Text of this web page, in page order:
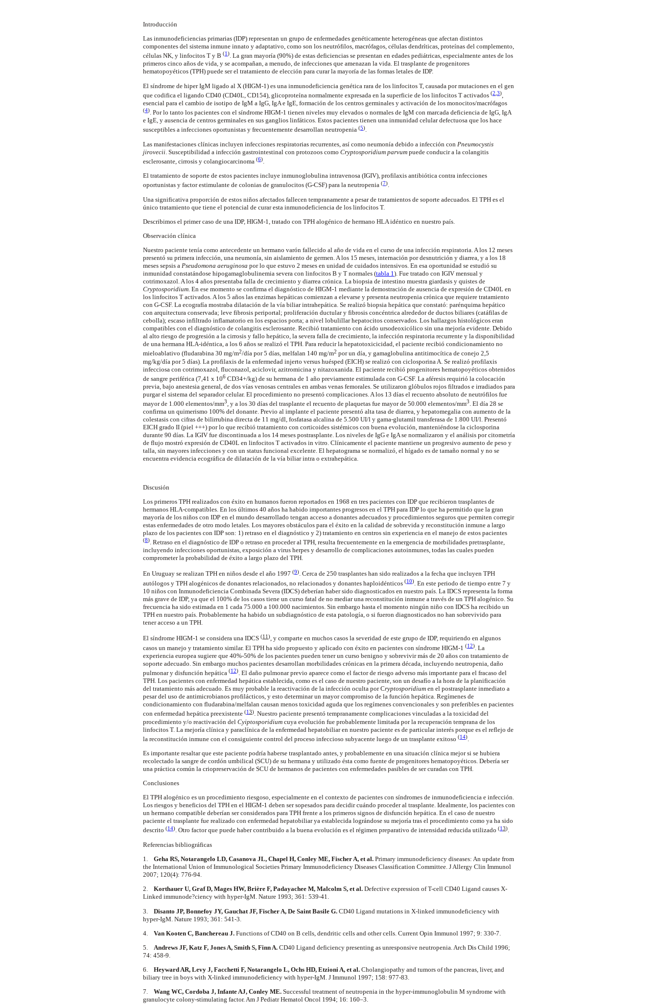
Introducción
Las inmunodeficiencias primarias (IDP) representan un grupo de enfermedades genéticamente heterogéneas que afectan distintos
componentes del sistema inmune innato y adaptativo, como son los neutrófilos, macrófagos, células dendríticas, proteínas del complemento,
células NK, y linfocitos T y B (1). La gran mayoría (90%) de estas deficiencias se presentan en edades pediátricas, especialmente antes de los
primeros cinco años de vida, y se acompañan, a menudo, de infecciones que amenazan la vida. El trasplante de progenitores
hematopoyéticos (TPH) puede ser el tratamiento de elección para curar la mayoría de las formas letales de IDP.
El síndrome de hiper IgM ligado al X (HIGM-1) es una inmunodeficiencia genética rara de los linfocitos T, causada por mutaciones en el gen
que codifica el ligando CD40 (CD40L, CD154), glicoproteína normalmente expresada en la superficie de los linfocitos T activados (2 3)
esencial para el cambio de isotipo de IgM a IgG, IgA e IgE, formación de los centros germinales y activación de los monocitos/macrófagos
(4). Por lo tanto los pacientes con el síndrome HIGM-1 tienen niveles muy elevados o normales de IgM con marcada deficiencia de IgG, IgA
e IgE, y ausencia de centros germinales en sus ganglios linfáticos. Estos pacientes tienen una inmunidad celular defectuosa que los hace
susceptibles a infecciones oportunistas y frecuentemente desarrollan neutropenia (5).
Las manifestaciones clínicas incluyen infecciones respiratorias recurrentes, así como neumonía debido a infección con Pneumocystis
jirovecii . Susceptibilidad a infección gastrointestinal con protozoos como Cryptosporidium parvum puede conducir a la colangitis
esclerosante, cirrosis y colangiocarcinoma (6).
El tratamiento de soporte de estos pacientes incluye inmunoglobulina intravenosa (IGIV), profilaxis antibiótica contra infecciones
oportunistas y factor estimulante de colonias de granulocitos (G-CSF) para la neutropenia (7).
Una significativa proporción de estos niños afectados fallecen tempranamente a pesar de tratamientos de soporte adecuados. El TPH es el
único tratamiento que tiene el potencial de curar esta inmunodeficiencia de los linfocitos T.
Describimos el primer caso de una IDP, HIGM-1, tratado con TPH alogénico de hermano HLA idéntico en nuestro país.
Observación clínica
Nuestro paciente tenía como antecedente un hermano varón fallecido al año de vida en el curso de una infección respiratoria. A los 12 meses
presentó su primera infección, una neumonía, sin aislamiento de germen. A los 15 meses, internación por desnutrición y diarrea, y a los 18
meses sepsis a Pseudomona aeruginosa por lo que estuvo 2 meses en unidad de cuidados intensivos. En esa oportunidad se estudió su
inmunidad constatándose hipogamaglobulinemia severa con linfocitos B y T normales (tabla 1). Fue tratado con IGIV mensual y
cotrimoxazol. A los 4 años presentaba falla de crecimiento y diarrea crónica. La biopsia de intestino muestra giardasis y quistes de
Cryptosporidium. En ese momento se confirma el diagnóstico de HIGM-1 mediante la demostración de ausencia de expresión de CD40L en
los linfocitos T activados. A los 5 años las enzimas hepáticas comienzan a elevarse y presenta neutropenia crónica que requiere tratamiento
con G-CSF. La ecografía mostraba dilatación de la vía biliar intrahepática. Se realizó biopsia hepática que constató: parénquima hepático
con arquitectura conservada; leve fibrosis periportal; proliferación ductular y fibrosis concéntrica alrededor de ductos biliares (catáfilas de
cebolla); escaso infiltrado inflamatorio en los espacios porta; a nivel lobulillar hepatocitos conservados. Los hallazgos histológicos eran
compatibles con el diagnóstico de colangitis esclerosante. Recibió tratamiento con ácido ursodeoxicólico sin una mejoría evidente. Debido
al alto riesgo de progresión a la cirrosis y fallo hepático, la severa falla de crecimiento, la infección respiratoria recurrente y la disponibilidad
de una hermana HLA-idéntica, a los 6 años se realizó el TPH. Para reducir la hepatotoxicicidad, el paciente recibió condicionamiento no
mieloablativo (fludarabina 30 mg/m2/día por 5 días, melfalan 140 mg/m2 por un día, y gamaglobulina antitimocítica de conejo 2,5
mg/kg/día por 5 días). La profilaxis de la enfermedad injerto versus huésped (EICH) se realizó con ciclosporina A. Se realizó profilaxis
infecciosa con cotrimoxazol, fluconazol, aciclovir, azitromicina y nitazoxanida. El paciente recibió progenitores hematopoyéticos obtenidos
de sangre periférica (7,41 x 106 CD34+/kg) de su hermana de 1 año previamente estimulada con G-CSF. La aféresis requirió la colocación
previa, bajo anestesia general, de dos vías venosas centrales en ambas venas femorales. Se utilizaron glóbulos rojos filtrados e irradiados para
purgar el sistema del separador celular. El procedimiento no presentó complicaciones. A los 13 días el recuento absoluto de neutrófilos fue
mayor de 1.000 elementos/mm3, y a los 30 días del trasplante el recuento de plaquetas fue mayor de 50.000 elementos/mm3. El día 28 se
confirma un quimerismo 100% del donante. Previo al implante el paciente presentó alta tasa de diarrea, y hepatomegalia con aumento de la
colestasis con cifras de bilirrubina directa de 11 mg/dl, fosfatasa alcalina de 5.500 UI/l y gama-glutamil transferasa de 1.800 UI/l. Presentó
EICH grado II (piel +++) por lo que recibió tratamiento con corticoides sistémicos con buena evolución, manteniéndose la ciclosporina
durante 90 días. La IGIV fue discontinuada a los 14 meses postrasplante. Los niveles de IgG e IgA se normalizaron y el análisis por citometría
de flujo mostró expresión de CD40L en linfocitos T activados in vitro. Clínicamente el paciente mantiene un progresivo aumento de peso y
talla, sin mayores infecciones y con un status funcional excelente. El hepatograma se normalizó, el hígado es de tamaño normal y no se
encuentra evidencia ecográfica de dilatación de la vía biliar intra o extrahepática.
Discusión
Los primeros TPH realizados con éxito en humanos fueron reportados en 1968 en tres pacientes con IDP que recibieron trasplantes de
hermanos HLA-compatibles. En los últimos 40 años ha habido importantes progresos en el TPH para IDP lo que ha permitido que la gran
mayoría de los niños con IDP en el mundo desarrollado tengan acceso a donantes adecuados y procedimientos seguros que permiten corregir
estas enfermedades de otro modo letales. Los mayores obstáculos para el éxito en la calidad de sobrevida y reconstitución inmune a largo
plazo de los pacientes con IDP son: 1) retraso en el diagnóstico y 2) tratamiento en centros sin experiencia en el manejo de estos pacientes
(8). Retraso en el diagnóstico de IDP o retraso en proceder al TPH, resulta frecuentemente en la emergencia de morbilidades pretrasplante,
incluyendo infecciones oportunistas, exposición a virus herpes y desarrollo de complicaciones autoinmunes, todas las cuales pueden
comprometer la probabilidad de éxito a largo plazo del TPH.
En Uruguay se realizan TPH en niños desde el año 1997 (9). Cerca de 250 trasplantes han sido realizados a la fecha que incluyen TPH
autólogos y TPH alogénicos de donantes relacionados, no relacionados y donantes haploidénticos (10). En este periodo de tiempo entre 7 y
10 niños con Inmunodeficiencia Combinada Severa (IDCS) deberían haber sido diagnosticados en nuestro país. La IDCS representa la forma
más grave de IDP, ya que el 100% de los casos tiene un curso fatal de no mediar una reconstitución inmune a través de un TPH alogénico. Su
frecuencia ha sido estimada en 1 cada 75.000 a 100.000 nacimientos. Sin embargo hasta el momento ningún niño con IDCS ha recibido un
TPH en nuestro país. Probablemente ha habido un subdiagnóstico de esta patología, o si fueron diagnosticados no han sobrevivido para
tener acceso a un TPH.
El síndrome HIGM-1 se considera una IDCS (11), y comparte en muchos casos la severidad de este grupo de IDP, requiriendo en algunos
casos un manejo y tratamiento similar. El TPH ha sido propuesto y aplicado con éxito en pacientes con síndrome HIGM-1 (12) . La
experiencia europea sugiere que 40%-50% de los pacientes pueden tener un curso benigno y sobrevivir más de 20 años con tratamiento de
soporte adecuado. Sin embargo muchos pacientes desarrollan morbilidades crónicas en la primera década, incluyendo neutropenia, daño
pulmonar y disfunción hepática (12). El daño pulmonar previo aparece como el factor de riesgo adverso más importante para el fracaso del
TPH. Los pacientes con enfermedad hepática establecida, como es el caso de nuestro paciente, son un desafío a la hora de la planificación
del tratamiento más adecuado. Es muy probable la reactivación de la infección oculta por Cryptosporidium en el postrasplante inmediato a
pesar del uso de antimicrobianos profilácticos, y esto determinar un mayor compromiso de la función hepática. Regímenes de
condicionamiento con fludarabina/melfalan causan menos toxicidad aguda que los regímenes convencionales y son preferibles en pacientes
con enfermedad hepática preexistente (13). Nuestro paciente presentó tempranamente complicaciones vinculadas a la toxicidad del
procedimiento y/o reactivación del Cyiptosporidium cuya evolución fue probablemente limitada por la recuperación temprana de los
linfocitos T. La mejoría clínica y paraclínica de la enfermedad hepatobiliar en nuestro paciente es de particular interés porque es el reflejo de
la reconstitución inmune con el consiguiente control del proceso infeccioso subyacente luego de un trasplante exitoso (14)
Es importante resaltar que este paciente podría haberse trasplantado antes, y probablemente en una situación clínica mejor si se hubiera
recolectado la sangre de cordón umbilical (SCU) de su hermana y utilizado ésta como fuente de progenitores hematopoyéticos. Debería ser
una práctica común la criopreservación de SCU de hermanos de pacientes con enfermedades pasibles de ser curadas con TPH.
Conclusiones
El TPH alogénico es un procedimiento riesgoso, especialmente en el contexto de pacientes con síndromes de inmunodeficiencia e infección.
Los riesgos y beneficios del TPH en el HIGM-1 deben ser sopesados para decidir cuándo proceder al trasplante. Idealmente, los pacientes con
un hermano compatible deberían ser considerados para TPH frente a los primeros signos de disfunción hepática. En el caso de nuestro
paciente el trasplante fue realizado con enfermedad hepatobiliar ya establecida lográndose su mejoría tras el procedimiento como ya ha sido
descrito (14). Otro factor que puede haber contribuido a la buena evolución es el régimen preparativo de intensidad reducida utilizado (13).
Referencias bibliográficas
1. Geha RS, Notarangelo LD, Casanova JL, Chapel H, Conley ME, Fischer A, et al. Primary immunodeficiency diseases: An update from
the International Union of Immunological Societies Primary Immunodeficiency Diseases Classification Committee. J Allergy Clin Immunol
2007; 120(4): 776-94.
2. Korthauer U, Graf D, Mages HW, Brière F, Padayachee M, Malcolm S, et al. Defective expression of T-cell CD40 Ligand causes X-
Linked immunode?ciency with hyper-IgM. Nature 1993; 361: 539-41.
3. Disanto JP, Bonnefoy JY, Gauchat JF, Fischer A, De Saint Basile G. CD40 Ligand mutations in X-linked immunodeficiency with
hyper-IgM. Nature 1993; 361: 541-3.
4. Van Kooten C, Banchereau J. Functions of CD40 on B cells, dendritic cells and other cells. Current Opin Immunol 1997; 9: 330-7.
5. Andrews JF, Katz F, Jones A, Smith S, Finn A. CD40 Ligand deficiency presenting as unresponsive neutropenia. Arch Dis Child 1996;
74: 458-9.
6. Heyward AR, Levy J, Facchetti F, Notarangelo L, Ochs HD, Etzioni A, et al. Cholangiopathy and tumors of the pancreas, liver, and
biliary tree in boys with X-linked immunodeficiency with hyper-IgM. J Immunol 1997; 158: 977-83.
7. Wang WC, Cordoba J, Infante AJ, Conley ME. Successful treatment of neutropenia in the hyper-immunoglobulin M syndrome with
granulocyte colony-stimulating factor. Am J Pediatr Hematol Oncol 1994; 16: 160–3.